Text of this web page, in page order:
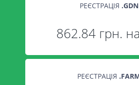
РЕЄСТРАЦІЯ .GDN
862.84 грн.
РЕЄСТРАЦІЯ .